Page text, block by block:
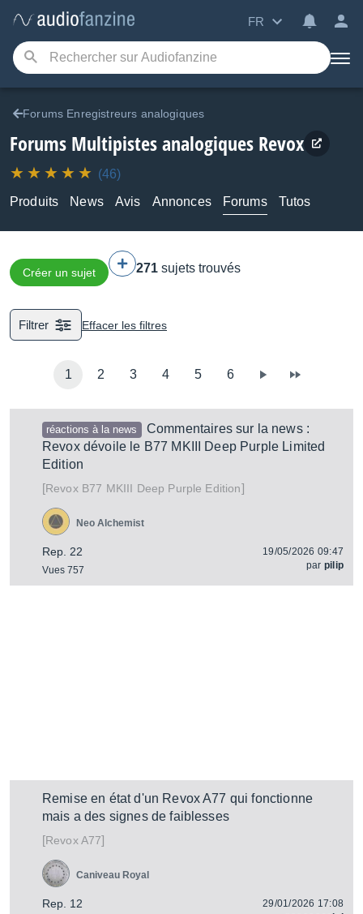
FR
Forums Enregistreurs analogiques
Forums Multipistes analogiques Revox
(46)
Produits
News Avis Annonces Forums Tutos
Créer un sujet 271 sujets trouvés
Filtrer Effacer les filtres
1 2 3 4 5 6
réactions à la news
Commentaires sur la news :
Revox dévoile le B77 MKIII Deep Purple Limited
Edition
[RevoxB77 MKIII Deep Purple Edition]
Rep. 22
Vues 757
Neo Alchemist
19/05/2026 09:47
par pilip
Remise en état d'un Revox A77 qui fonctionne
mais a des signes de faiblesses
[RevoxA77]
Rep. 12
Caniveau Royal
29/01/2026 17:08